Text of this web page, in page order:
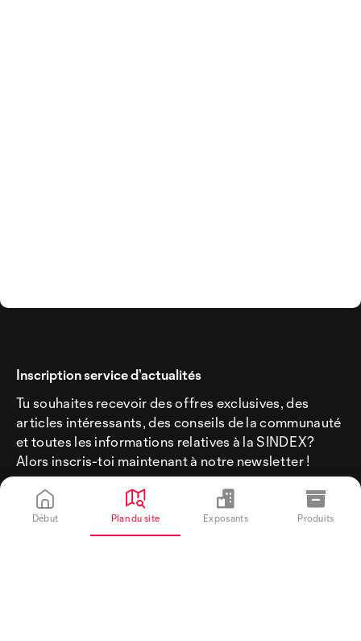
Inscription service d’actualités
Tu souhaites recevoir des offres exclusives, des
articles intéressants, des conseils de la communauté
et toutes les informations relatives à la SINDEX?
Alors inscris-toi maintenant à notre newsletter !
Début Plan du site Exposants Produits